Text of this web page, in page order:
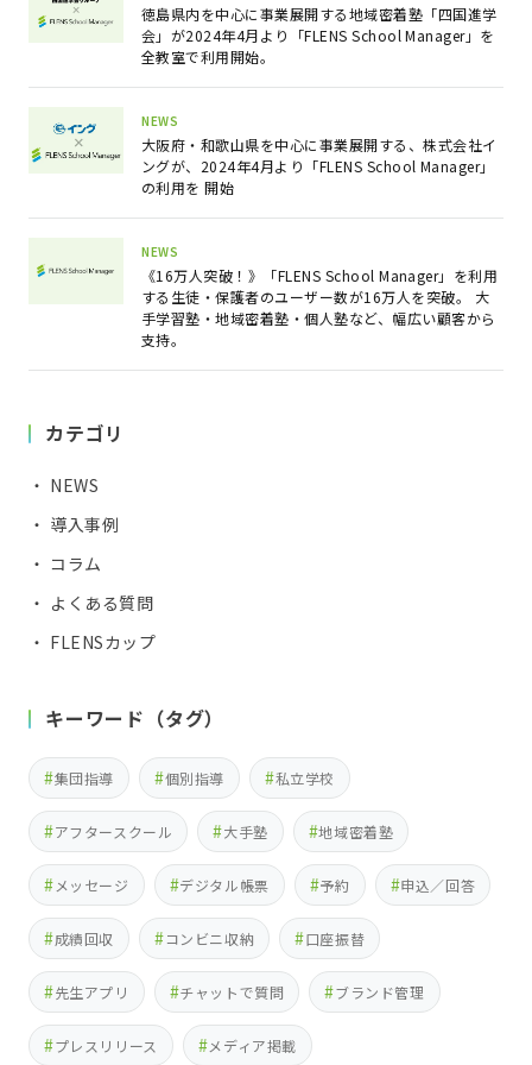
徳島県内を中心に事業展開する地域密着塾「四国進学
会」が2024年4月より「FLENS School Manager」を
全教室で利用開始。
NEWS
大阪府・和歌山県を中心に事業展開する、株式会社イ
ングが、2024年4月より「FLENS School Manager」
の利用を 開始
NEWS
《16万人突破！》「FLENS School Manager」を利用
する生徒・保護者のユーザー数が16万人を突破。 大
手学習塾・地域密着塾・個人塾など、幅広い顧客から
支持。
カテゴリ
・ NEWS
・ 導入事例
・ コラム
・ よくある質問
・ FLENSカップ
キーワード（タグ）
集団指導 個別指導 私立学校
アフタースクール 大手塾 地域密着塾
メッセージ デジタル帳票 予約 申込／回答
成績回収 コンビニ収納 口座振替
先生アプリ チャットで質問 ブランド管理
プレスリリース メディア掲載